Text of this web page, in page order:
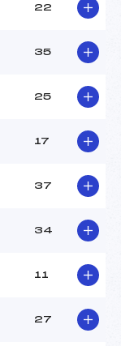
22
35
25
17
37
34
11
27